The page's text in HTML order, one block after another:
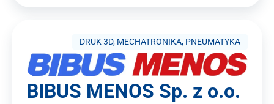
DRUK 3D, MECHATRONIKA, PNEUMATYKA
BIBUS MENOS Sp. z o.o.